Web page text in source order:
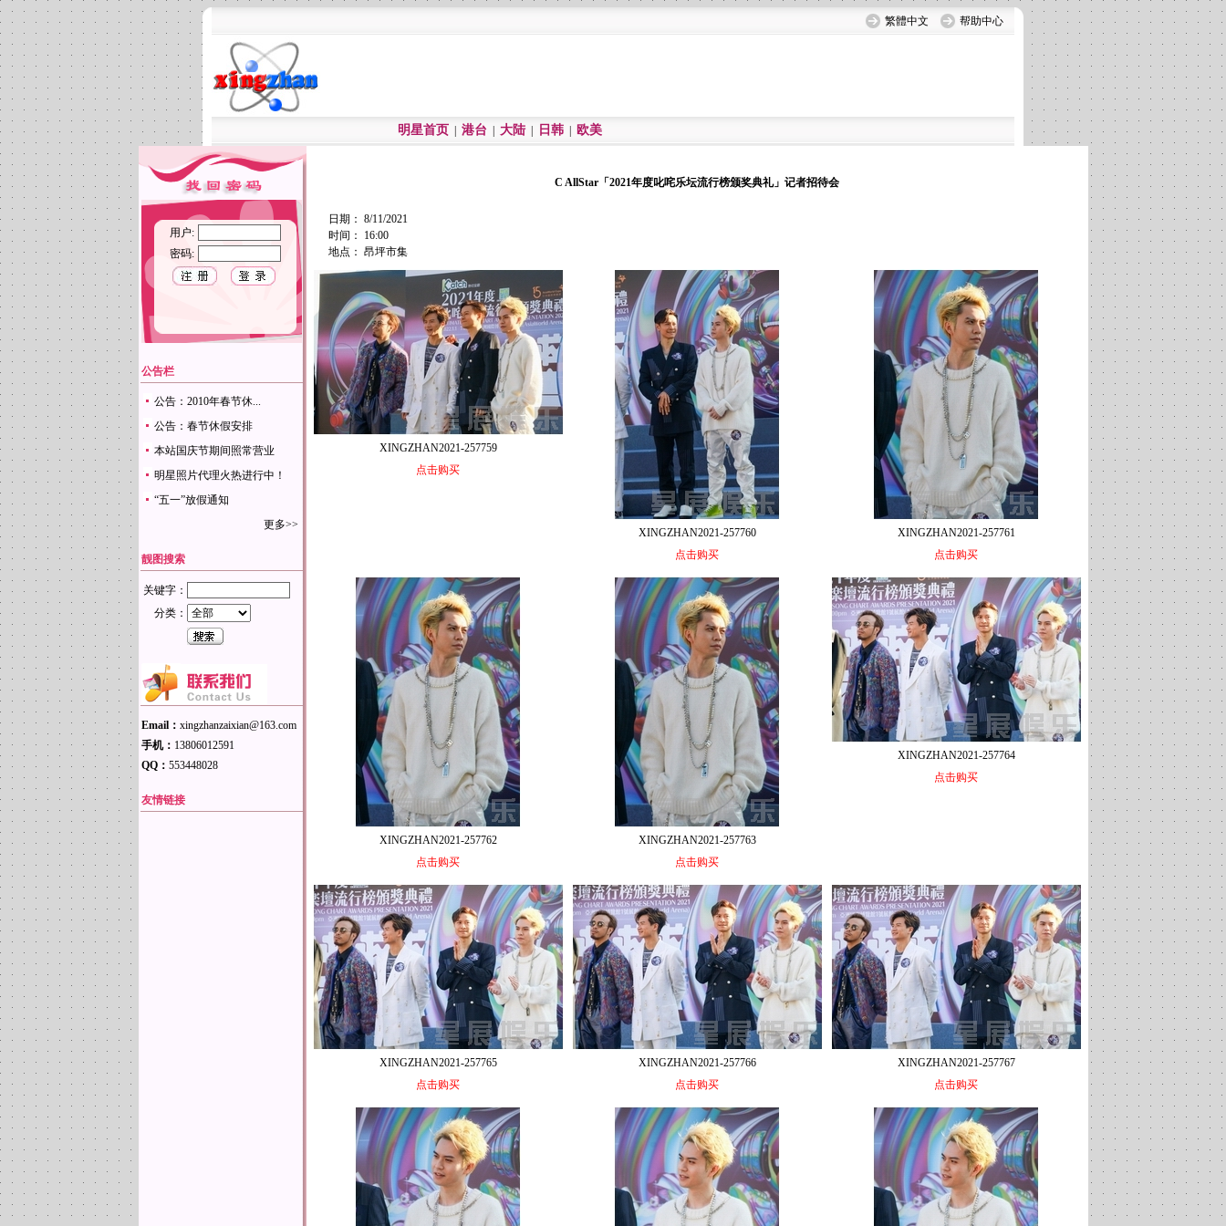
繁體中文 帮助中心
明星首页 港台 大陆 日韩 欧美
用户:
密码:
公告栏
公告：2010年春节休...
公告：春节休假安排
本站国庆节期间照常营业
明星照片代理火热进行中！
“五一”放假通知
更多>>
靓图搜索
关键字：
分类：
Email： xingzhanzaixian@163.com
手机： 13806012591
QQ： 553448028
友情链接
C AllStar「2021年度叱咤乐坛流行榜颁奖典礼」记者招待会
日期： 8/11/2021
时间： 16:00
地点： 昂坪市集
XINGZHAN2021-257759
点击购买
XINGZHAN2021-257760
点击购买
XINGZHAN2021-257761
点击购买
XINGZHAN2021-257762
点击购买
XINGZHAN2021-257763
点击购买
XINGZHAN2021-257764
点击购买
XINGZHAN2021-257765
点击购买
XINGZHAN2021-257766
点击购买
XINGZHAN2021-257767
点击购买